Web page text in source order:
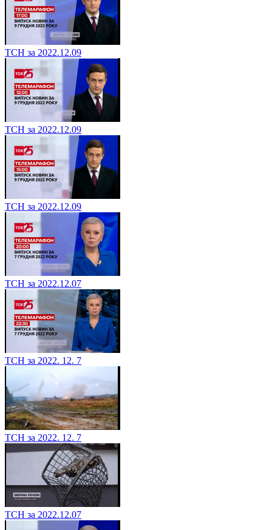
ТСН за 2022.12.09
ТСН за 2022.12.09
ТСН за 2022.12.09
ТСН за 2022.12.07
ТСН за 2022. 12. 7
ТСН за 2022. 12. 7
ТСН за 2022.12.07